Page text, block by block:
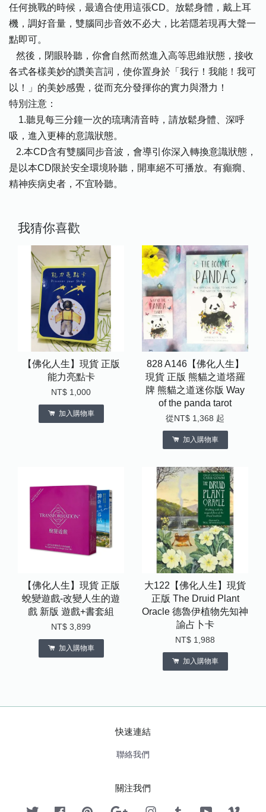
任何挑戰的時候，最適合使用這張CD。放鬆身體，戴上耳
機，調好音量，雙腦同步音效不必大，比若隱若現再大聲一
點即可。
然後，閉眼聆聽，你會自然而然進入高等思維狀態，接收
各式各樣美妙的讚美言詞，使你置身於「我行！我能！我可
以！」的美妙感覺，從而充分發揮你的實力與潛力！
特別注意：
1.聽見每三分鐘一次的琉璃清音時，請放鬆身體、深呼
吸，進入更棒的意識狀態。
2.本CD含有雙腦同步音波，會導引你深入轉換意識狀態，
是以本CD限於安全環境聆聽，開車絕不可播放。有癲癇、
精神疾病史者，不宜聆聽。
我猜你喜歡
【佛化人生】現貨 正版
能力亮點卡
NT$ 1,000
加入購物車
828 A146【佛化人生】
現貨 正版 熊貓之道塔羅
牌 熊貓之道迷你版 Way
of the panda tarot
從NT$ 1,368 起
加入購物車
【佛化人生】現貨 正版
蛻變遊戲-改變人生的遊
戲 新版 遊戲+書套組
NT$ 3,899
加入購物車
大122【佛化人生】現貨
正版 The Druid Plant
Oracle 德魯伊植物先知神
諭占卜卡
NT$ 1,988
加入購物車
快速連結
聯絡我們
關注我們